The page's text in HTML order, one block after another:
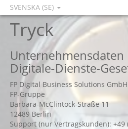
SVENSKA (SE)
Tryck
Unternehmensdaten
Digitale-Dienste-
FP Digital Business Solutions
FP-Gruppe
Barbara-McClintock-Straße 11
12489 Berlin
Support (nur Vertragskunden): +49